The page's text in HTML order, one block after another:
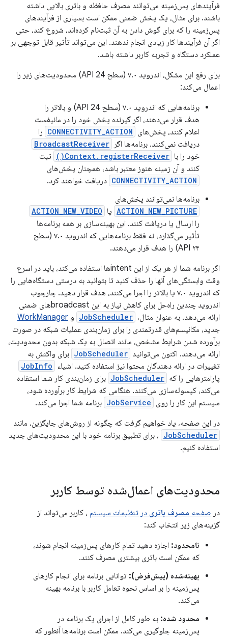
فرآیندهای پس‌زمینه می‌توانند مصرف حافظه و باتری بالایی داشته
باشند. برای مثال، یک پخش ضمنی ممکن است بسیاری از فرآیندهای
پس‌زمینه را که برای گوش دادن به آن ثبت‌نام کرده‌اند، شروع کند، حتی
اگر آن فرآیندها کار زیادی انجام ندهند. این می‌تواند تأثیر قابل توجهی بر
عملکرد دستگاه و تجربه کاربر داشته باشد.
برای رفع این مشکل، اندروید ۷.۰ (سطح API 24) محدودیت‌های زیر را
اعمال می‌کند:
برنامه‌هایی که اندروید ۷.۰ (سطح API 24) و بالاتر را
هدف قرار می‌دهند، اگر گیرنده پخش خود را در مانیفست
اعلام کنند، پخش‌های CONNECTIVITY_ACTION را
دریافت نمی‌کنند. برنامه‌ها اگر
BroadcastReceiver
خود را با Context.registerReceiver()
ثبت
کنند و آن زمینه هنوز معتبر باشد، همچنان پخش‌های
CONNECTIVITY_ACTION دریافت خواهند کرد.
برنامه‌ها نمی‌توانند پخش‌های
ACTION_NEW_PICTURE یا ACTION_NEW_VIDEO
را ارسال یا دریافت کنند. این بهینه‌سازی بر همه برنامه‌ها
تأثیر می‌گذارد، نه فقط برنامه‌هایی که اندروید ۷.۰ (سطح
API ۲۴) را هدف قرار می‌دهند.
اگر برنامه شما از هر یک از این intentها استفاده می‌کند، باید در اسرع
وقت وابستگی‌های آنها را حذف کنید تا بتوانید به درستی دستگاه‌هایی را
که اندروید ۷.۰ یا بالاتر را اجرا می‌کنند، هدف قرار دهید. چارچوب
اندروید چندین راه‌حل برای کاهش نیاز به این broadcastهای ضمنی
ارائه می‌دهد. به عنوان مثال، JobScheduler و WorkManager
جدید، مکانیسم‌های قدرتمندی را برای زمان‌بندی عملیات شبکه در صورت
برآورده شدن شرایط مشخص، مانند اتصال به یک شبکه بدون محدودیت،
ارائه می‌دهند. اکنون می‌توانید JobScheduler برای واکنش به
تغییرات در ارائه دهندگان محتوا نیز استفاده کنید. اشیاء JobInfo
پارامترهایی را که JobScheduler برای زمان‌بندی کار شما استفاده
می‌کند، کپسوله‌سازی می‌کنند. هنگامی که شرایط کار برآورده شود،
سیستم این کار را روی JobService برنامه شما اجرا می‌کند.
در این صفحه، یاد خواهیم گرفت که چگونه از روش‌های جایگزین، مانند
JobScheduler ، برای تطبیق برنامه خود با این محدودیت‌های جدید
استفاده کنیم.
محدودیت‌های اعمال‌شده توسط کاربر
در صفحه مصرف باتری در تنظیمات سیستم ، کاربر می‌تواند از
گزینه‌های زیر انتخاب کند:
نامحدود: اجازه دهید تمام کارهای پس‌زمینه انجام شوند،
که ممکن است باتری بیشتری مصرف کنند.
بهینه‌شده (پیش‌فرض): توانایی برنامه برای انجام کارهای
پس‌زمینه را بر اساس نحوه تعامل کاربر با برنامه بهینه
می‌کند.
محدود شده: به طور کامل از اجرای یک برنامه در
پس‌زمینه جلوگیری می‌کند. ممکن است برنامه‌ها آنطور که